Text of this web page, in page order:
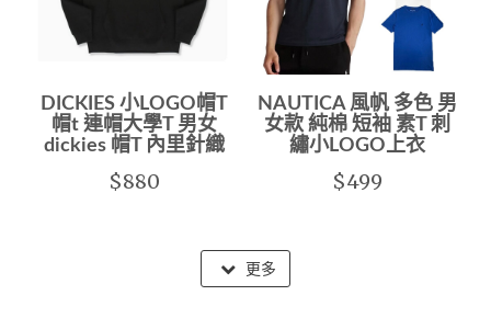
DICKIES 小LOGO帽T
帽t 連帽大學T 男女
dickies 帽T 內里針織
$880
NAUTICA 風帆 多色 男
女款 純棉 短袖 素T 刺
繡小LOGO上衣
$499
更多